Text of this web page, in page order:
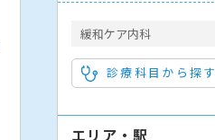
緩和ケア内科
診療科目から探す
エリア・駅